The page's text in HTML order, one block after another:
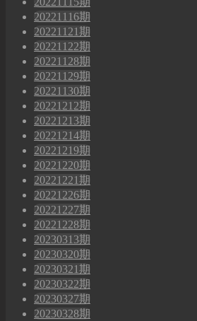
20221116期
20221121期
20221122期
20221128期
20221129期
20221130期
20221212期
20221213期
20221214期
20221219期
20221220期
20221221期
20221226期
20221227期
20221228期
20230313期
20230320期
20230321期
20230322期
20230327期
20230328期